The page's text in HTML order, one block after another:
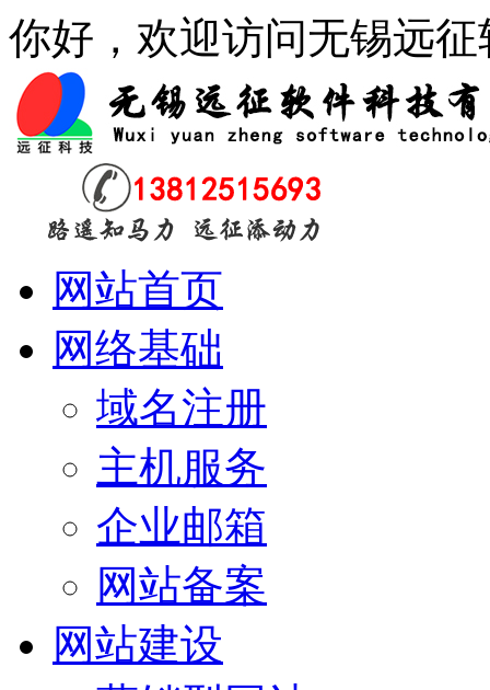
你好，欢迎访问无锡远
网站首页
网络基础
域名注册
主机服务
企业邮箱
网站备案
网站建设